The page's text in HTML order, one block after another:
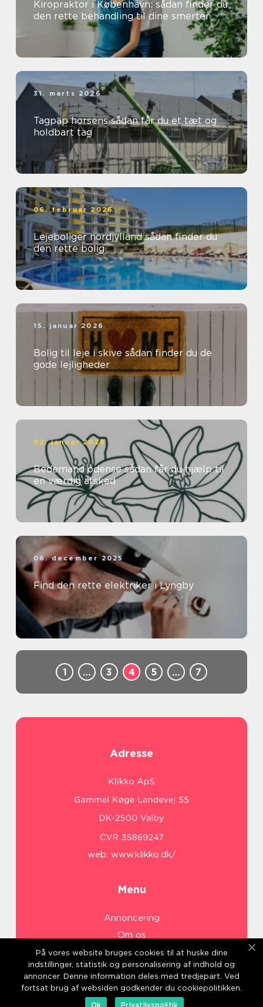
Kiropraktor i København: sådan finder du
den rette behandling til dine smerter
31. marts 2026
Tagpap horsens sådan får du et tæt og
holdbart tag
06. februar 2026
Lejeboliger nordjylland sådan finder du
den rette bolig
15. januar 2026
Bolig til leje i skive sådan finder du de
gode lejligheder
02. januar 2026
Bedemand odense sådan får du hjælp til
en værdig afsked
06. december 2025
Find den rette elektriker i Lyngby
1 … 3 4 5 … 7
Adresse
web: www.klikko.dk/
Menu
Annoncering
Om os
Cookies
Kontakt os
Sitemap
På vores website bruges cookies til at huske dine
indstillinger, statistik og personalisering af indhold og
annoncer. Denne information deles med tredjepart. Ved
fortsat brug af websiden godkender du cookiepolitikken.
Ok
Privatlivspolitik